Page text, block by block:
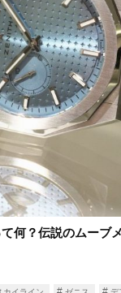
て何？伝説のムーブ